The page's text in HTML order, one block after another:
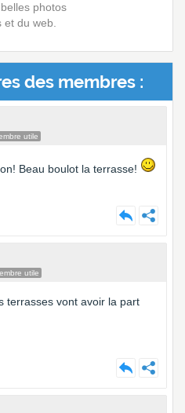
photos
et du web.
des membres :
utile
Beau boulot la terrasse!
utile
terrasses vont avoir la part